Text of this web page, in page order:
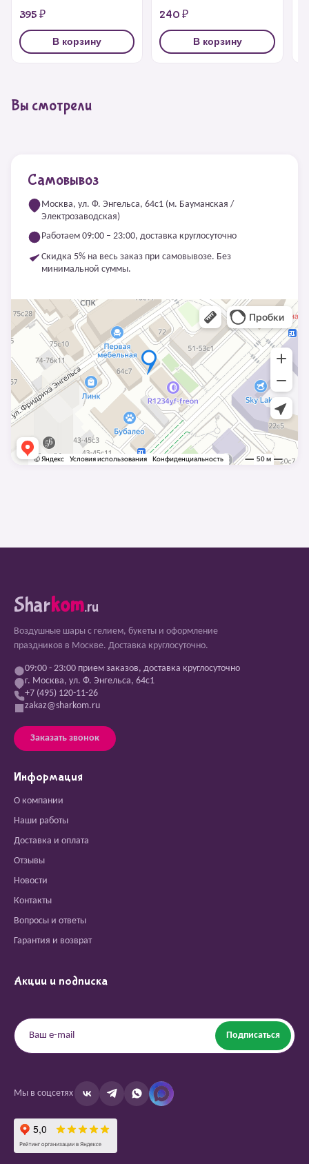
395 ₽
В корзину
240 ₽
В корзину
Вы смотрели
Самовывоз
Москва, ул. Ф. Энгельса, 64с1 (м. Бауманская /
Электрозаводская)
Работаем 09:00 – 23:00, доставка круглосуточно
Скидка 5% на весь заказ при самовывозе. Без
минимальной суммы.
Sharkom.ru
Воздушные шары с гелием, букеты и оформление
праздников в Москве. Доставка круглосуточно.
09:00 - 23:00 прием заказов, доставка круглосуточно
г. Москва, ул. Ф. Энгельса, 64с1
+7 (495) 120-11-26
zakaz@sharkom.ru
Заказать звонок
Информация
О компании
Наши работы
Доставка и оплата
Отзывы
Новости
Контакты
Вопросы и ответы
Гарантия и возврат
Акции и подписка
Подписаться
Мы в соцсетях